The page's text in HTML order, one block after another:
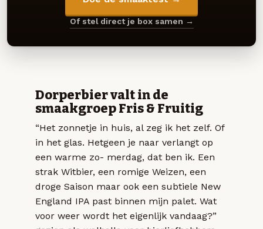
Of stel direct je box samen →
Dorperbier valt in de
smaakgroep Fris & Fruitig
“Het zonnetje in huis, al zeg ik het zelf. Of
in het glas. Hetgeen je naar verlangt op
een warme zo- merdag, dat ben ik. Een
strak Witbier, een romige Weizen, een
droge Saison maar ook een subtiele New
England IPA past binnen mijn palet. Wat
voor weer wordt het eigenlijk vandaag?”